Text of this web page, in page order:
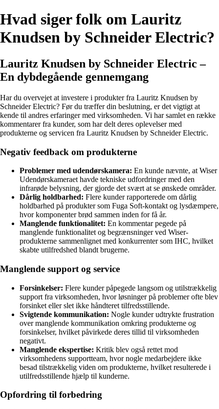
Hvad siger folk om Lauritz
Knudsen by Schneider Electric?
Lauritz Knudsen by Schneider Electric –
En dybdegående gennemgang
Har du overvejet at investere i produkter fra Lauritz Knudsen by
Schneider Electric? Før du træffer din beslutning, er det vigtigt at
kende til andres erfaringer med virksomheden. Vi har samlet en række
kommentarer fra kunder, som har delt deres oplevelser med
produkterne og servicen fra Lauritz Knudsen by Schneider Electric.
Negativ feedback om produkterne
Problemer med udendørskamera: En kunde nævnte, at Wiser
Udendørskameraet havde tekniske udfordringer med den
infrarøde belysning, der gjorde det svært at se ønskede områder.
Dårlig holdbarhed: Flere kunder rapporterede om dårlig
holdbarhed på produkter som Fuga Soft-kontakt og lysdæmpere,
hvor komponenter brød sammen inden for få år.
Manglende funktionalitet: En kommentar pegede på
manglende funktionalitet og begrænsninger ved Wiser-
produkterne sammenlignet med konkurrenter som IHC, hvilket
skabte utilfredshed blandt brugerne.
Manglende support og service
Forsinkelser: Flere kunder påpegede langsom og utilstrækkelig
support fra virksomheden, hvor løsninger på problemer ofte blev
forsinket eller slet ikke håndteret tilfredsstillende.
Svigtende kommunikation: Nogle kunder udtrykte frustration
over manglende kommunikation omkring produkterne og
forsinkelser, hvilket påvirkede deres tillid til virksomheden
negativt.
Manglende ekspertise: Kritik blev også rettet mod
virksomhedens supportteam, hvor nogle medarbejdere ikke
besad tilstrækkelig viden om produkterne, hvilket resulterede i
utilfredsstillende hjælp til kunderne.
Opfordring til forbedring